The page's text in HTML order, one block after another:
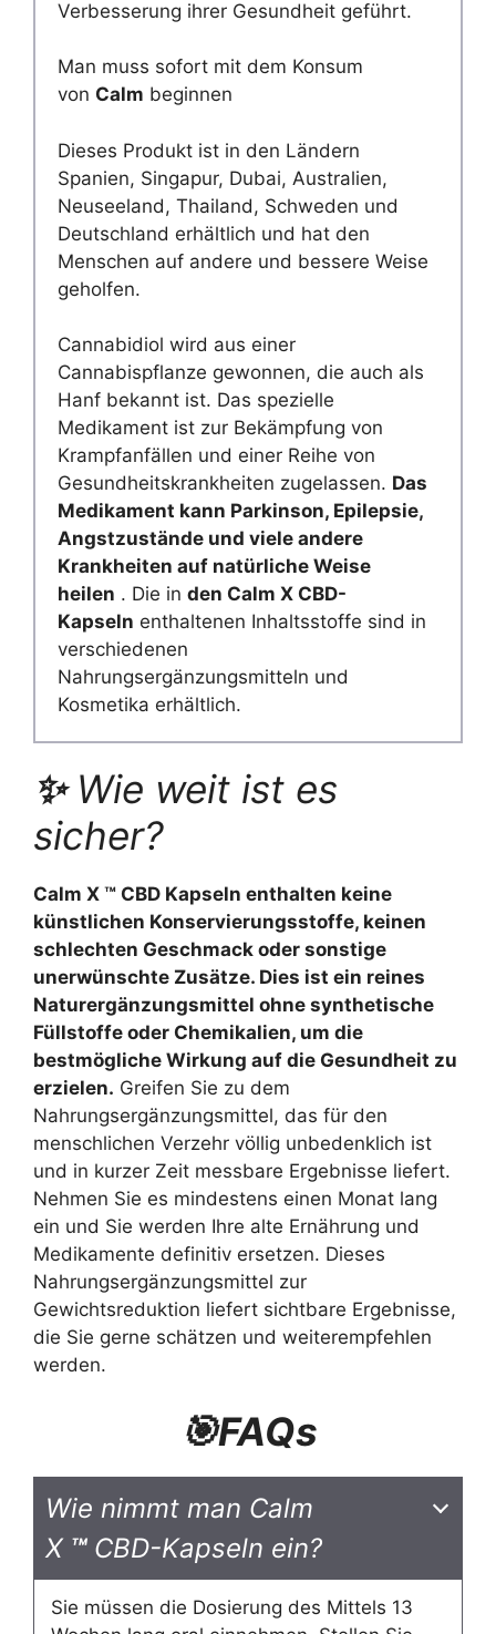
Verbesserung ihrer Gesundheit geführt.
Man muss sofort mit dem Konsum
von Calm beginnen
Dieses Produkt ist in den Ländern
Spanien, Singapur, Dubai, Australien,
Neuseeland, Thailand, Schweden und
Deutschland erhältlich und hat den
Menschen auf andere und bessere Weise
geholfen.
Cannabidiol wird aus einer
Cannabispflanze gewonnen, die auch als
Hanf bekannt ist. Das spezielle
Medikament ist zur Bekämpfung von
Krampfanfällen und einer Reihe von
Gesundheitskrankheiten zugelassen. Das
Medikament kann Parkinson, Epilepsie,
Angstzustände und viele andere
Krankheiten auf natürliche Weise
heilen . Die in den Calm X CBD-
Kapseln enthaltenen Inhaltsstoffe sind in
verschiedenen
Nahrungsergänzungsmitteln und
Kosmetika erhältlich.
✨Wie weit ist es
sicher?
Calm X ™ CBD Kapseln enthalten keine
künstlichen Konservierungsstoffe, keinen
schlechten Geschmack oder sonstige
unerwünschte Zusätze. Dies ist ein reines
Naturergänzungsmittel ohne synthetische
Füllstoffe oder Chemikalien, um die
bestmögliche Wirkung auf die Gesundheit zu
erzielen. Greifen Sie zu dem
Nahrungsergänzungsmittel, das für den
menschlichen Verzehr völlig unbedenklich ist
und in kurzer Zeit messbare Ergebnisse liefert.
Nehmen Sie es mindestens einen Monat lang
ein und Sie werden Ihre alte Ernährung und
Medikamente definitiv ersetzen. Dieses
Nahrungsergänzungsmittel zur
Gewichtsreduktion liefert sichtbare Ergebnisse,
die Sie gerne schätzen und weiterempfehlen
werden.
🎯FAQs
Wie nimmt man Calm
X ™CBD-Kapseln ein?
Sie müssen die Dosierung des Mittels 13